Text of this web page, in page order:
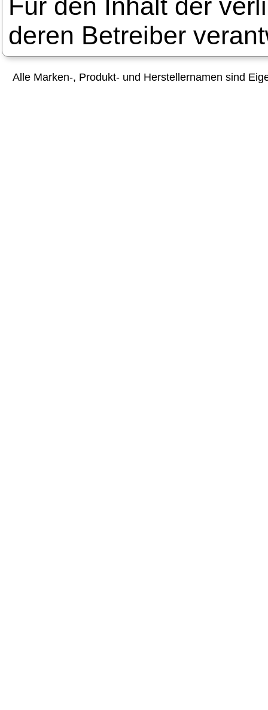
Für den Inhalt der
deren Betreiber
Alle Marken-, Produkt- und Herstellernamen sind